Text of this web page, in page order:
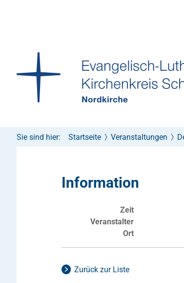
Sie sind hier: Startseite Veranstaltungen
Information
Zeit
Veranstalter
Ort
Zurück zur Liste